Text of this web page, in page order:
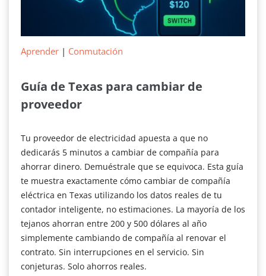
Aprender | Conmutación
Guía de Texas para cambiar de
proveedor
Tu proveedor de electricidad apuesta a que no
dedicarás 5 minutos a cambiar de compañía para
ahorrar dinero. Demuéstrale que se equivoca. Esta guía
te muestra exactamente cómo cambiar de compañía
eléctrica en Texas utilizando los datos reales de tu
contador inteligente, no estimaciones. La mayoría de los
tejanos ahorran entre 200 y 500 dólares al año
simplemente cambiando de compañía al renovar el
contrato. Sin interrupciones en el servicio. Sin
conjeturas. Solo ahorros reales.